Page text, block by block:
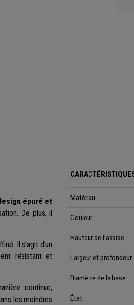
épuré et
De plus, il
Il s’agit d’un
résistant et
continue,
les moindres
Matériau
Couleur
Hauteur de l’assise
Largeur et profondeur
Diamètre de la base
État